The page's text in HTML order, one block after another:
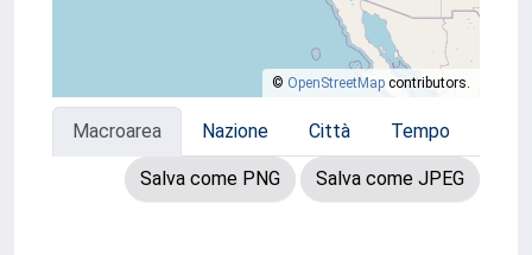
© OpenStreetMap contributors.
Macroarea Nazione Città Tempo
Salva come PNG Salva come JPEG